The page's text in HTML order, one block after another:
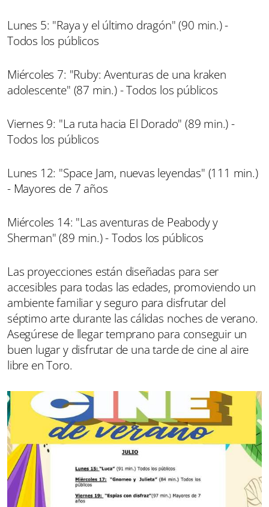
Lunes 5: "Raya y el último dragón" (90 min.) -
Todos los públicos
Miércoles 7: "Ruby: Aventuras de una kraken
adolescente" (87 min.) - Todos los públicos
Viernes 9: "La ruta hacia El Dorado" (89 min.) -
Todos los públicos
Lunes 12: "Space Jam, nuevas leyendas" (111 min.)
- Mayores de 7 años
Miércoles 14: "Las aventuras de Peabody y
Sherman" (89 min.) - Todos los públicos
Las proyecciones están diseñadas para ser
accesibles para todas las edades, promoviendo un
ambiente familiar y seguro para disfrutar del
séptimo arte durante las cálidas noches de verano.
Asegúrese de llegar temprano para conseguir un
buen lugar y disfrutar de una tarde de cine al aire
libre en Toro.